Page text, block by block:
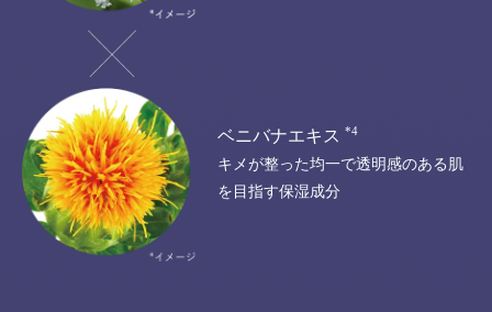
ベニバナエキス *4
キメが整った均一で透明感のある肌
を目指す保湿成分